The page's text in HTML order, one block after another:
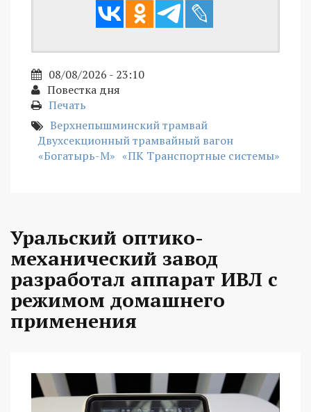
08/08/2026 - 23:10
Повестка дня
Печать
Верхнепышминский трамвай
Двухсекционный трамвайный вагон
«Богатырь-М» «ПК Транспортные системы»
Уральский оптико-
механический завод
разработал аппарат ИВЛ с
режимом домашнего
применения